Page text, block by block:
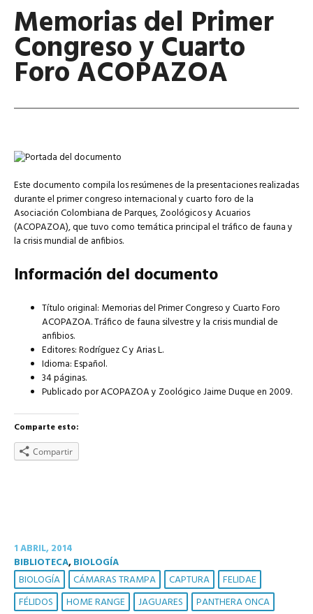
Memorias del Primer
Congreso y Cuarto
Foro ACOPAZOA
Este documento compila los resúmenes de la presentaciones realizadas
durante el primer congreso internacional y cuarto foro de la
Asociación Colombiana de Parques, Zoológicos y Acuarios
(ACOPAZOA), que tuvo como temática principal el tráfico de fauna y
la crisis mundial de anfibios.
Información del documento
Título original: Memorias del Primer Congreso y Cuarto Foro
ACOPAZOA. Tráfico de fauna silvestre y la crisis mundial de
anfibios.
Editores: Rodríguez C y Arias L.
Idioma: Español.
34 páginas.
Publicado por ACOPAZOA y Zoológico Jaime Duque en 2009.
Comparte esto:
Compartir
1 ABRIL, 2014
BIBLIOTECA,BIOLOGÍA
BIOLOGÍA CÁMARAS TRAMPA CAPTURA
FELIDAE
FÉLIDOS
HOME RANGE JAGUARES
PANTHERA ONCA